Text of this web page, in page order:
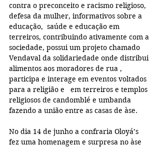
contra o preconceito e racismo religioso,
defesa da mulher, informativos sobre a
educação,  saúde e educação em
terreiros, contribuindo ativamente com a
sociedade, possui um projeto chamado
Vendaval da solidariedade onde distribui
alimentos aos moradores de rua ,
participa e interage em eventos voltados
para a religião e   em terreiros e templos
religiosos de candomblé e umbanda
fazendo a união entre as casas de àse.
No dia 14 de junho a confraria Oloyá’s
fez uma homenagem e surpresa no àse